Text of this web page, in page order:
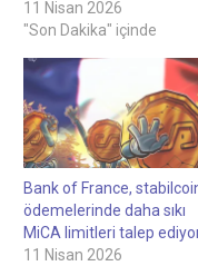
11 Nisan 2026
"Son Dakika" içinde
Bank of France,
ödemelerinde daha sıkı
MiCA limitleri talep
11 Nisan 2026